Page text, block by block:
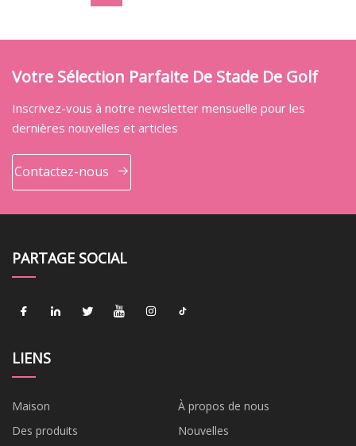
Votre Sélection Parfaite De Stade De Golf
Inscrivez-vous à notre newsletter mensuelle pour les
dernières nouvelles et articles
Contactez-nous
PARTAGE SOCIAL
LIENS
Maison
À propos de nous
Des produits
Nouvelles